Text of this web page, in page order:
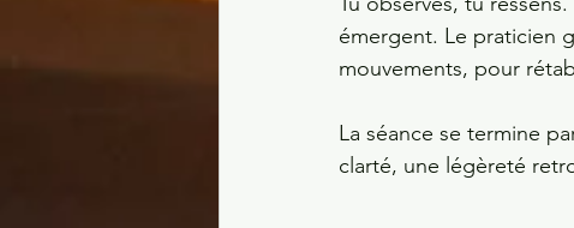
émergent. Le praticien
mouvements, pour
La séance se termine
clarté, une légèreté